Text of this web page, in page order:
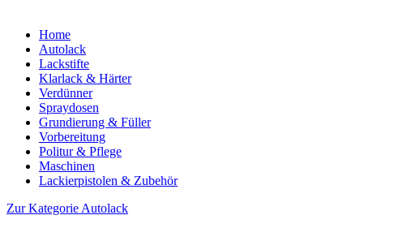
Home
Autolack
Lackstifte
Klarlack & Härter
Verdünner
Spraydosen
Grundierung & Füller
Vorbereitung
Politur & Pflege
Maschinen
Lackierpistolen & Zubehör
Zur Kategorie Autolack